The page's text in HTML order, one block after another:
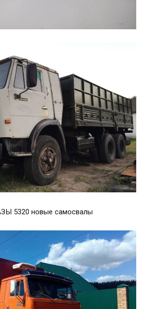
5320 новые самосвалы